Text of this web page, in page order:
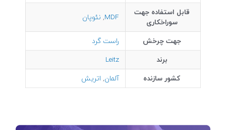
قابل استفاده جهت
سوراخکاری
MDF
, نئوپان
جهت چرخش
راست گرد
برند
Leitz
کشور سازنده
آلمان, اتریش